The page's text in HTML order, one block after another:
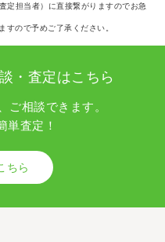
定担当者）に直接繋がりますのでお急
すので予めご了承ください。
・査定はこちら
ご相談できます。
単査定！
ちら